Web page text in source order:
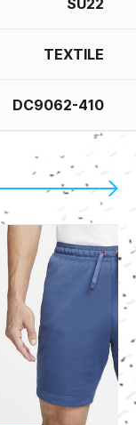
SU22
TEXTILE
DC9062-410